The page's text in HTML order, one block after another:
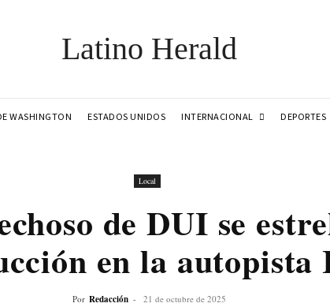
Latino Herald
WASHINGTON ESTADOS UNIDOS INTERNACIONAL DEPORTES
Local
de DUI se
en la autopista
Por Redacción - 21 de octubre de 2025